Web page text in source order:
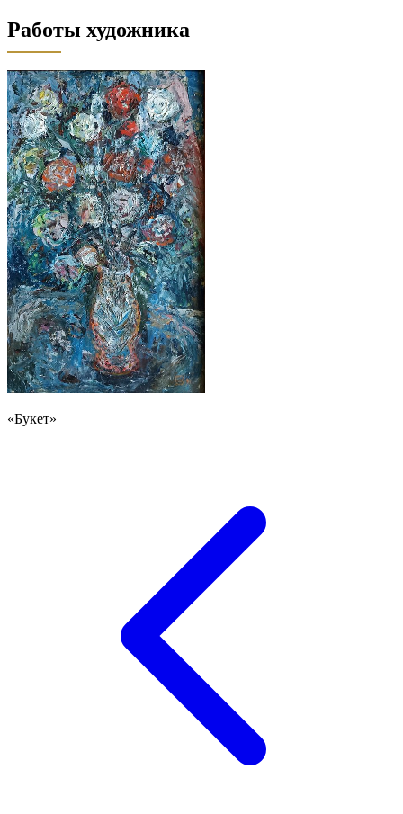
Работы художника
«Букет»